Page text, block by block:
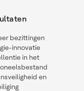
bezittingen
innovatie
in het
en